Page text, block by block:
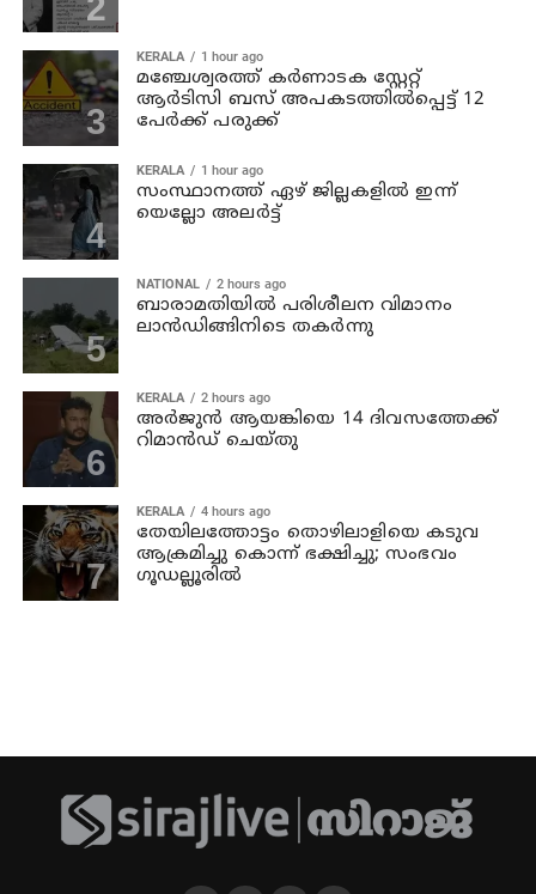
KERALA 1 hour ago
മഞ്ചേശ്വരത്ത് കര്‍ണാടക സ്റ്റേറ്റ്
ആര്‍ടിസി ബസ് അപകടത്തില്‍പ്പെട്ട് 12
പേര്‍ക്ക് പരുക്ക്
KERALA 1 hour ago
സംസ്ഥാനത്ത് ഏഴ് ജില്ലകളില്‍ ഇന്ന്
യെല്ലോ അലര്‍ട്ട്
NATIONAL 2 hours ago
ബാരാമതിയില്‍ പരിശീലന വിമാനം
ലാന്‍ഡിങ്ങിനിടെ തകര്‍ന്നു
KERALA 2 hours ago
അര്‍ജുന്‍ ആയങ്കിയെ 14 ദിവസത്തേക്ക്
റിമാൻഡ് ചെയ്തു
KERALA 4 hours ago
തേയിലത്തോട്ടം തൊഴിലാളിയെ കടുവ
ആക്രമിച്ചു കൊന്ന് ഭക്ഷിച്ചു; സംഭവം
ഗൂഡല്ലൂരില്‍